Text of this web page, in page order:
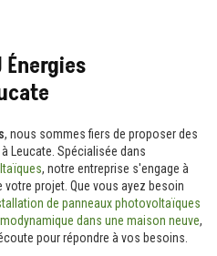
Énergies
, nous sommes fiers de proposer des
Leucate. Spécialisée dans
, notre entreprise s'engage à
projet. Que vous ayez besoin
de panneaux photovoltaïques
dans une maison neuve,
pour répondre à vos besoins.